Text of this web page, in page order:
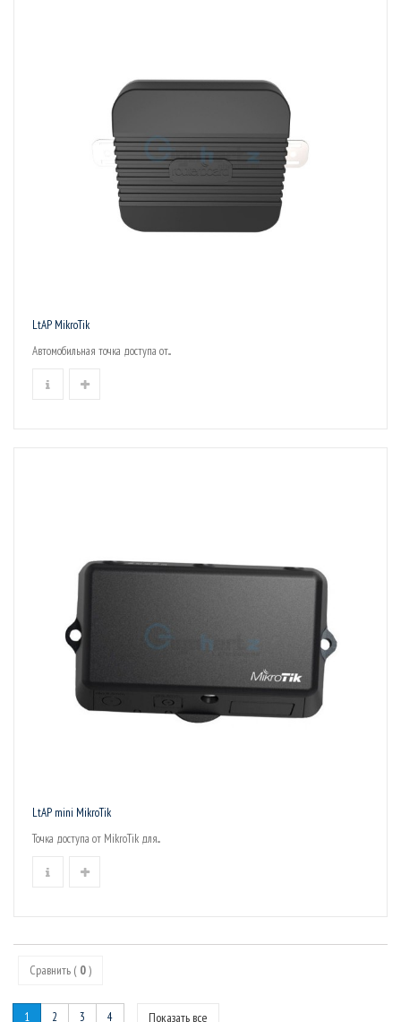
LtAP MikroTik
Автомобильная точка доступа от...
LtAP mini MikroTik
Точка доступа от MikroTik для...
Сравнить ( 0)
Показать все
1 2 3 4